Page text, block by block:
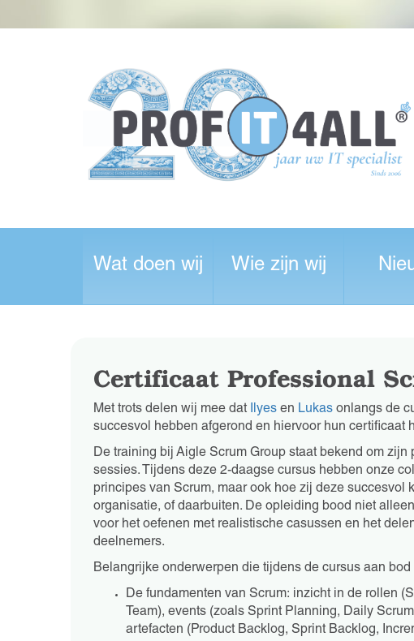
Wat doen wij Wie zijn wij
Certificaat Professional
Met trots delen wij mee dat Ilyes en Lukas onlangs de
succesvol hebben afgerond en hiervoor hun certificaat
De training bij Aigle Scrum Group staat bekend om
sessies. Tijdens deze 2-daagse cursus hebben onze
principes van Scrum, maar ook hoe zij deze succesvol
organisatie, of daarbuiten. De opleiding bood niet
voor het oefenen met realistische casussen en het
deelnemers.
Belangrijke onderwerpen die tijdens de cursus aan
De fundamenten van Scrum: inzicht in de rollen
Team), events (zoals Sprint Planning, Daily
artefacten (Product Backlog, Sprint Backlog,